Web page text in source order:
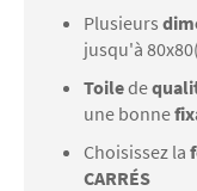
Plusieurs
jusqu'à
Toilede
une bonne
Choisissez la
CARRÉS